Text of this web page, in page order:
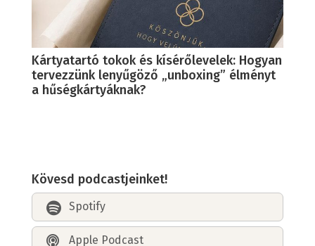
Kártyatartó tokok és kísérőlevelek: Hogyan
tervezzünk lenyűgöző „unboxing” élményt
a hűségkártyáknak?
Kövesd podcastjeinket!
 Spotify
 Apple Podcast